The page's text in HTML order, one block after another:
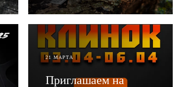
21 МАРТА
Приглашаем на